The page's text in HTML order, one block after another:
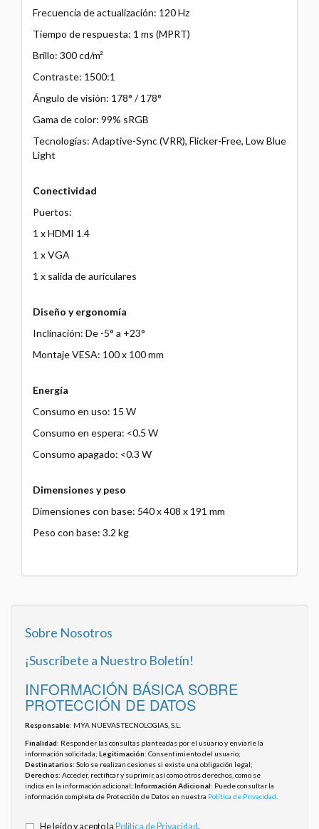
Frecuencia de actualización: 120 Hz
Tiempo de respuesta: 1 ms (MPRT)
Brillo: 300 cd/m²
Contraste: 1500:1
Ángulo de visión: 178° / 178°
Gama de color: 99% sRGB
Tecnologías: Adaptive-Sync (VRR), Flicker-Free, Low Blue
Light
Conectividad
Puertos:
1 x HDMI 1.4
1 x VGA
1 x salida de auriculares
Diseño y ergonomía
Inclinación: De -5° a +23°
Montaje VESA: 100 x 100 mm
Energía
Consumo en uso: 15 W
Consumo en espera: <0.5 W
Consumo apagado: <0.3 W
Dimensiones y peso
Dimensiones con base: 540 x 408 x 191 mm
Peso con base: 3.2 kg
Sobre Nosotros
¡Suscríbete a Nuestro Boletín!
INFORMACIÓN BÁSICA SOBRE
PROTECCIÓN DE DATOS
Responsable: MYA NUEVAS TECNOLOGIAS, S.L.
Finalidad: Responder las consultas planteadas por el usuario y enviarle la
información solicitada; Legitimación: Consentimiento del usuario;
Destinatarios: Solo se realizan cesiones si existe una obligación legal;
Derechos: Acceder, rectificar y suprimir, así como otros derechos, como se
indica en la información adicional; Información Adicional: Puede consultar la
información completa de Protección de Datos en nuestra Política de Privacidad
He leído y acepto la Política de Privacidad.